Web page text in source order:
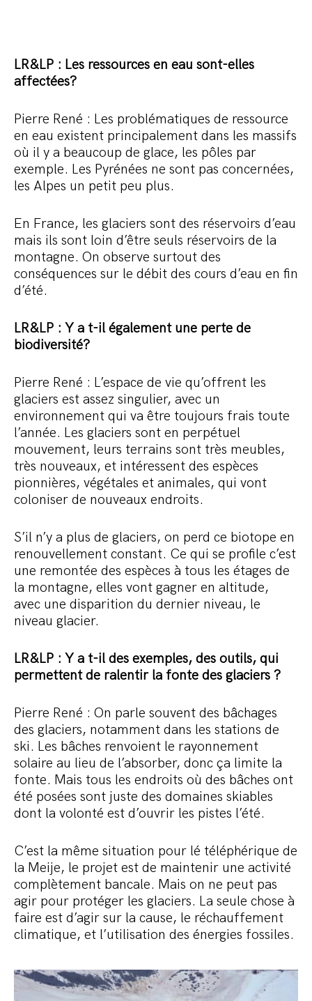
LR&LP : Les ressources en eau sont-elles
affectées?
Pierre René : Les problématiques de ressource
en eau existent principalement dans les massifs
où il y a beaucoup de glace, les pôles par
exemple. Les Pyrénées ne sont pas concernées,
les Alpes un petit peu plus.
En France, les glaciers sont des réservoirs d’eau
mais ils sont loin d’être seuls réservoirs de la
montagne. On observe surtout des
conséquences sur le débit des cours d’eau en fin
d’été.
LR&LP : Y a t-il également une perte de
biodiversité?
Pierre René : L’espace de vie qu’offrent les
glaciers est assez singulier, avec un
environnement qui va être toujours frais toute
l’année. Les glaciers sont en perpétuel
mouvement, leurs terrains sont très meubles,
très nouveaux, et intéressent des espèces
pionnières, végétales et animales, qui vont
coloniser de nouveaux endroits.
S’il n’y a plus de glaciers, on perd ce biotope en
renouvellement constant. Ce qui se profile c’est
une remontée des espèces à tous les étages de
la montagne, elles vont gagner en altitude,
avec une disparition du dernier niveau, le
niveau glacier.
LR&LP : Y a t-il des exemples, des outils, qui
permettent de ralentir la fonte des glaciers ?
Pierre René : On parle souvent des bâchages
des glaciers, notamment dans les stations de
ski. Les bâches renvoient le rayonnement
solaire au lieu de l’absorber, donc ça limite la
fonte. Mais tous les endroits où des bâches ont
été posées sont juste des domaines skiables
dont la volonté est d’ouvrir les pistes l’été.
C’est la même situation pour lé téléphérique de
la Meije, le projet est de maintenir une activité
complètement bancale. Mais on ne peut pas
agir pour protéger les glaciers. La seule chose à
faire est d’agir sur la cause, le réchauffement
climatique, et l’utilisation des énergies fossiles.